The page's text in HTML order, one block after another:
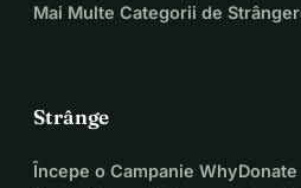
Mai Multe Categorii de
Strânge
Începe o Campanie WhyDonate